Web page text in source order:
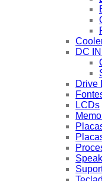
DC
Drive
LCDs